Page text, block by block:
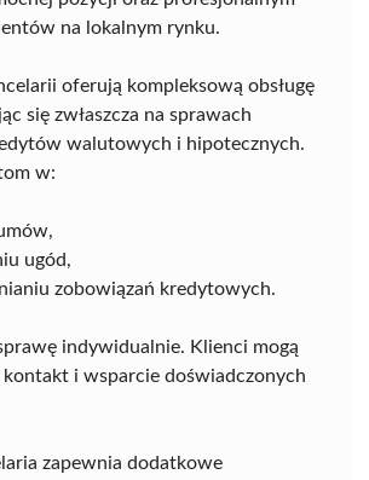
na lokalnym rynku.
oferują kompleksową obsługę
się zwłaszcza na sprawach
walutowych i hipotecznych.
w:
ugód,
zobowiązań kredytowych.
indywidualnie. Klienci mogą
kontakt i wsparcie doświadczonych
zapewnia dodatkowe